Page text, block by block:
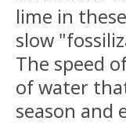
lime in
slow
The speed
of water
season and